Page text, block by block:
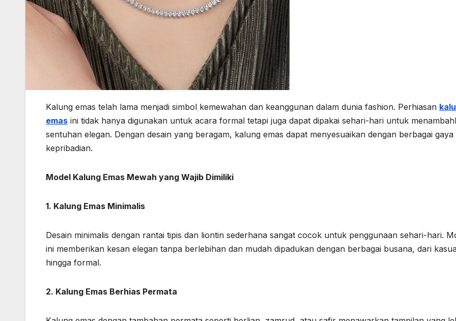
Kalung emas telah lama menjadi simbol kemewahan dan keanggunan dalam dunia fashion. Perhiasan
emas ini tidak hanya digunakan untuk acara formal tetapi juga dapat dipakai sehari-hari untuk
sentuhan elegan. Dengan desain yang beragam, kalung emas dapat menyesuaikan dengan berbagai gaya
kepribadian.
Model Kalung Emas Mewah yang Wajib Dimiliki
1. Kalung Emas Minimalis
Desain minimalis dengan rantai tipis dan liontin sederhana sangat cocok untuk penggunaan sehari-hari.
ini memberikan kesan elegan tanpa berlebihan dan mudah dipadukan dengan berbagai busana, dari
hingga formal.
2. Kalung Emas Berhias Permata